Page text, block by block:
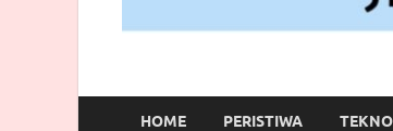
HOME PERISTIWA